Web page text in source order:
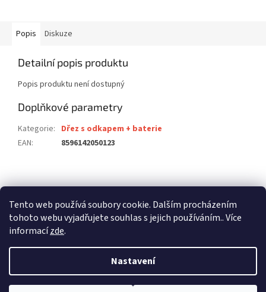
Tento web používá soubory cookie. Dalším procházením
tohoto webu vyjadřujete souhlas s jejich používáním.. Více
informacízde.
Nastavení
Popis Diskuze
Detailní popis produktu
Popis produktu není dostupný
Doplňkové parametry
Kategorie: Dřez s odkapem + baterie
EAN: 8596142050123
á
stavební pouzdra SCRIGNO
Vytvořil Shoptet